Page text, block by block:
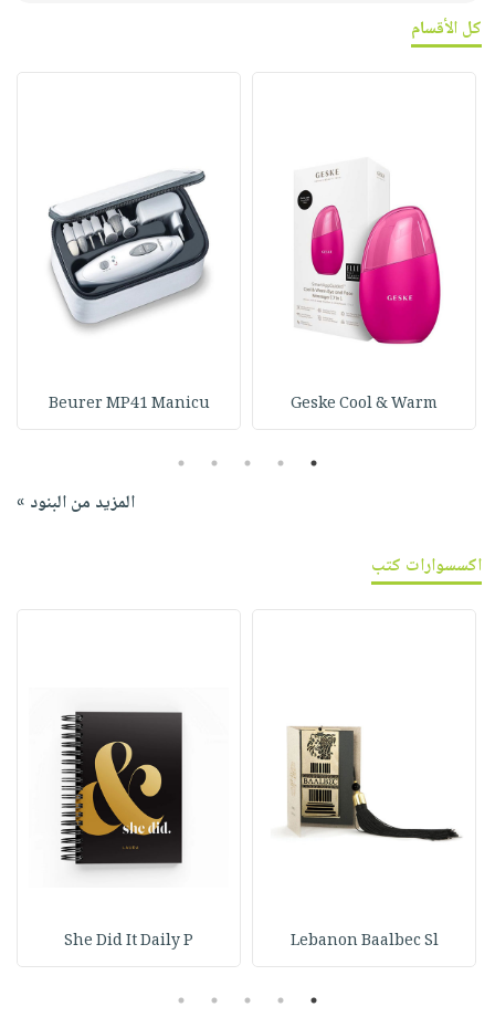
كل الأقسام
Geske Cool & Warm
Beurer MP41 Manicu
1
2
3
4
5
المزيد من البنود »
اكسسوارات كتب
Lebanon Baalbec Sl
She Did It Daily P
1
2
3
4
5